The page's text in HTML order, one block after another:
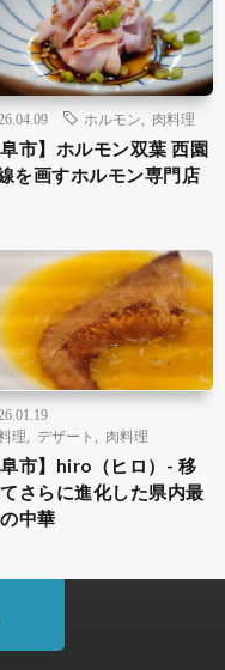
ホルモン 肉料理
阜市】ホルモン双葉 西園
を画すホルモン専門店
理
デザート 肉料理
阜市】hiro（ヒロ）- 移
さらに進化した県内最
中華